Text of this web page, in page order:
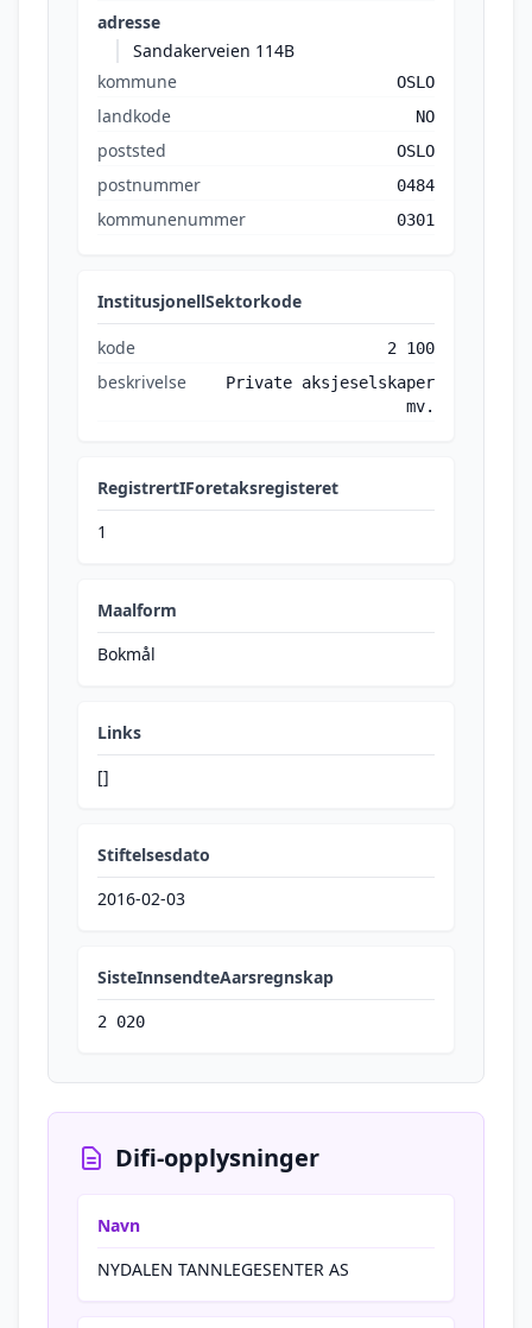
adresse
Sandakerveien 114B
kommune
OSLO
landkode NO
poststed OSLO
postnummer 0484
kommunenummer 0301
InstitusjonellSektorkode
kode 2 100
beskrivelse
Private aksjeselskaper
mv.
RegistrertIForetaksregisteret
1
Maalform
Bokmål
Links
[]
Stiftelsesdato
2016-02-03
SisteInnsendteAarsregnskap
2 020
Difi-opplysninger
Navn
NYDALEN TANNLEGESENTER AS